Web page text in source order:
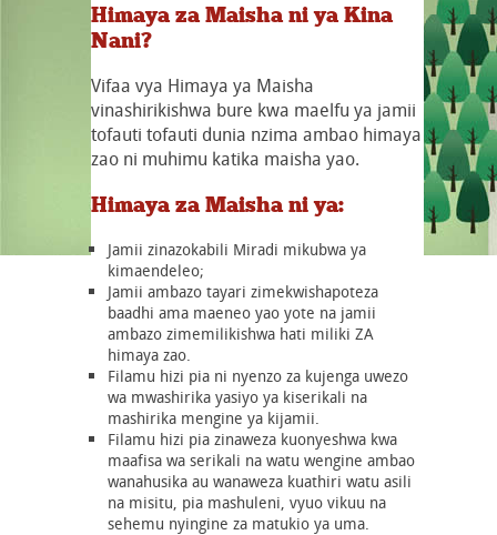
Himaya za Maisha ni ya Kina
Nani?
Vifaa vya Himaya ya Maisha
vinashirikishwa bure kwa maelfu ya jamii
tofauti tofauti dunia nzima ambao himaya
zao ni muhimu katika maisha yao.
Himaya za Maisha ni ya:
Jamii zinazokabili Miradi mikubwa ya
kimaendeleo;
Jamii ambazo tayari zimekwishapoteza
baadhi ama maeneo yao yote na jamii
ambazo zimemilikishwa hati miliki ZA
himaya zao.
Filamu hizi pia ni nyenzo za kujenga uwezo
wa mwashirika yasiyo ya kiserikali na
mashirika mengine ya kijamii.
Filamu hizi pia zinaweza kuonyeshwa kwa
maafisa wa serikali na watu wengine ambao
wanahusika au wanaweza kuathiri watu asili
na misitu, pia mashuleni, vyuo vikuu na
sehemu nyingine za matukio ya uma.